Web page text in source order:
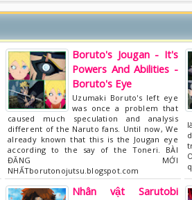
Boruto's Jougan - It's
Powers And Abilities -
Boruto's Eye
Uzumaki Boruto's left eye
was once a problem that
caused much speculation and analysis
different of the Naruto fans. Until now, We
already known that this is the Jougan eye
according to the say of the Toneri. BÀI
ĐĂNG MỚI
NHẤTborutonojutsu.blogspot.com
Nhân vật Sarutobi